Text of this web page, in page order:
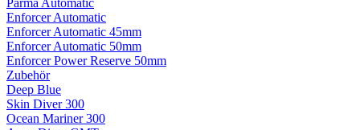
Parma Automatic
Enforcer Automatic
Enforcer Automatic 45mm
Enforcer Automatic 50mm
Enforcer Power Reserve 50mm
Zubehör
Deep Blue
Skin Diver 300
Ocean Mariner 300